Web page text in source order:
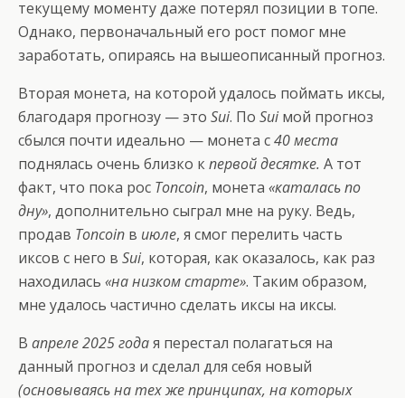
текущему моменту даже потерял позиции в топе.
Однако, первоначальный его рост помог мне
заработать, опираясь на вышеописанный прогноз.
Вторая монета, на которой удалось поймать иксы,
благодаря прогнозу — это Sui. По Suiмой прогноз
сбылся почти идеально — монета с40 места
поднялась очень близко кпервой десятке. А тот
факт, что пока рос Toncoin, монета «каталась по
дну», дополнительно сыграл мне на руку. Ведь,
продав Toncoin в июле, я смог перелить часть
иксов с него в Sui, которая, как оказалось, как раз
находилась «на низком старте». Таким образом,
мне удалось частично сделать иксы на иксы.
В апреле 2025 годая перестал полагаться на
данный прогноз и сделал для себя новый
(основываясь на тех же принципах, на которых